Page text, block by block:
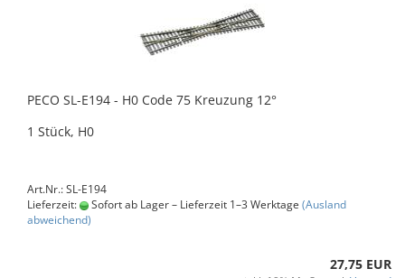
PECO SL-E194 - H0 Code 75 Kreuzung 12°
1 Stück, H0
Art.Nr.: SL-E194
Lieferzeit:
Sofort ab Lager – Lieferzeit 1–3 Werktage (Ausland
abweichend)
27,75 EUR